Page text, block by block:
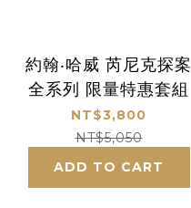
約翰‧哈威 芮尼克探案
全系列 限量特惠套組
NT$3,800
NT$5,050
ADD TO CART